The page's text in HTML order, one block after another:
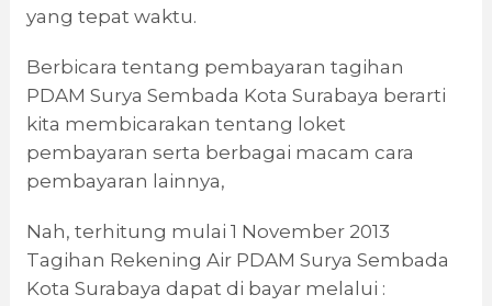
yang tepat waktu.
Berbicara tentang pembayaran tagihan
PDAM Surya Sembada Kota Surabaya berarti
kita membicarakan tentang loket
pembayaran serta berbagai macam cara
pembayaran lainnya,
Nah, terhitung mulai 1 November 2013
Tagihan Rekening Air PDAM Surya Sembada
Kota Surabaya dapat di bayar melalui :